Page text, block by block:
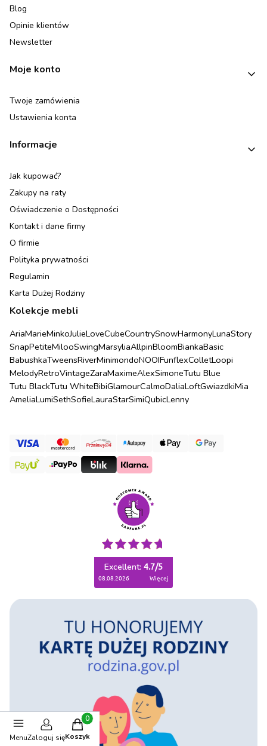
Blog
Opinie klientów
Newsletter
Moje konto
Twoje zamówienia
Ustawienia konta
Informacje
Jak kupować?
Zakupy na raty
Oświadczenie o Dostępności
Kontakt i dane firmy
O firmie
Polityka prywatności
Regulamin
Karta Dużej Rodziny
Kolekcje mebli
AriaMarieMinkoJulieLoveCubeCountrySnowHarmonyLunaStory
SnapPetiteMilooSwingMarsyliaAllpinBloomBiankaBasic
BabushkaTweensRiverMinimondoNOOIFunflexColletLoopi
MelodyRetroVintageZaraMaximeAlexSimoneTutu Blue
Tutu BlackTutu WhiteBibiGlamourCalmoDaliaLoftGwiazdkiMia
AmeliaLumiSethSofieLauraStarSimiQubicLenny
Excellent: 4.7/5
08.08.2026 więcej
MenuZaloguj się
Produkty w koszyku: 0. Zobacz szczegóły
Koszyk